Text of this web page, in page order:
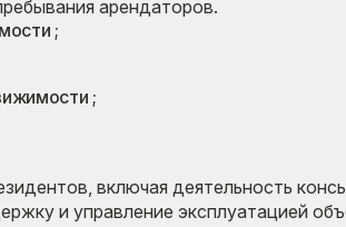
арендаторов.
;
;
включая деятельность
и управление эксплуатацией